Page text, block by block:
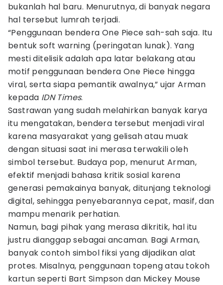
bukanlah hal baru. Menurutnya, di banyak negara
hal tersebut lumrah terjadi.
“Penggunaan bendera One Piece sah-sah saja. Itu
bentuk soft warning (peringatan lunak). Yang
mesti ditelisik adalah apa latar belakang atau
motif penggunaan bendera One Piece hingga
viral, serta siapa pemantik awalnya,” ujar Arman
kepada IDN Times.
Sastrawan yang sudah melahirkan banyak karya
itu mengatakan, bendera tersebut menjadi viral
karena masyarakat yang gelisah atau muak
dengan situasi saat ini merasa terwakili oleh
simbol tersebut. Budaya pop, menurut Arman,
efektif menjadi bahasa kritik sosial karena
generasi pemakainya banyak, ditunjang teknologi
digital, sehingga penyebarannya cepat, masif, dan
mampu menarik perhatian.
Namun, bagi pihak yang merasa dikritik, hal itu
justru dianggap sebagai ancaman. Bagi Arman,
banyak contoh simbol fiksi yang dijadikan alat
protes. Misalnya, penggunaan topeng atau tokoh
kartun seperti Bart Simpson dan Mickey Mouse